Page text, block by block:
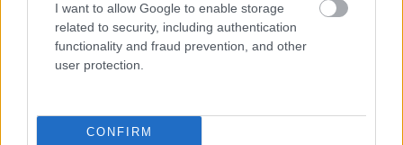
I want to allow Google to enable storage
related to security, including authentication
functionality and fraud prevention, and other
user protection.
CONFIRM
Nem tudtad, de ez a legszexibb